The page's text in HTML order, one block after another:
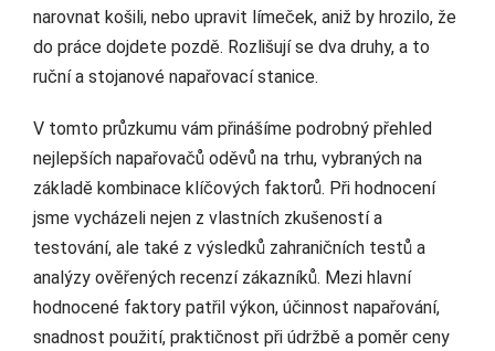
narovnat košili, nebo upravit límeček, aniž by hrozilo, že
do práce dojdete pozdě. Rozlišují se dva druhy, a to
ruční a stojanové napařovací stanice.
V tomto průzkumu vám přinášíme podrobný přehled
nejlepších napařovačů oděvů na trhu, vybraných na
základě kombinace klíčových faktorů. Při hodnocení
jsme vycházeli nejen z vlastních zkušeností a
testování, ale také z výsledků zahraničních testů a
analýzy ověřených recenzí zákazníků. Mezi hlavní
hodnocené faktory patřil výkon, účinnost napařování,
snadnost použití, praktičnost při údržbě a poměr ceny